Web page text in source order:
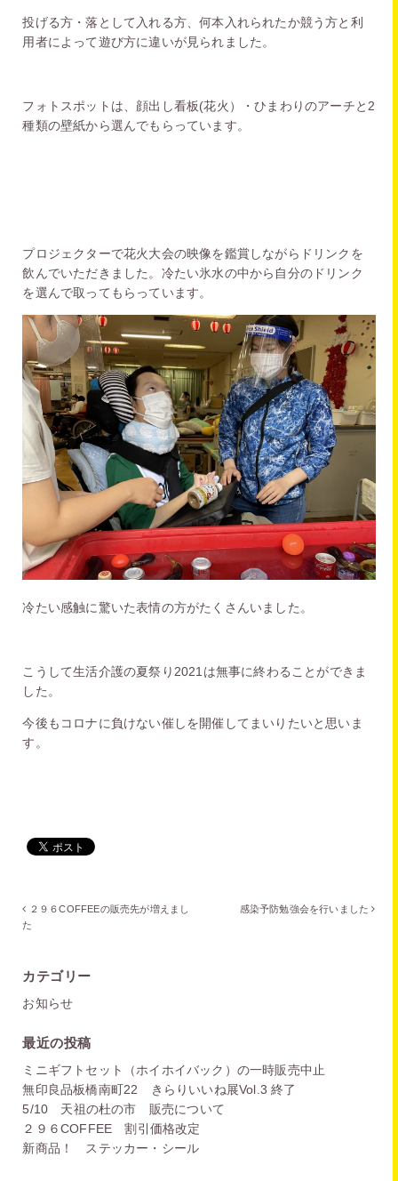
投げる方・落として入れる方、何本入れられたか競う方と利
用者によって遊び方に違いが見られました。
フォトスポットは、顔出し看板(花火）・ひまわりのアーチと2
種類の壁紙から選んでもらっています。
プロジェクターで花火大会の映像を鑑賞しながらドリンクを
飲んでいただきました。冷たい氷水の中から自分のドリンク
を選んで取ってもらっています。
冷たい感触に驚いた表情の方がたくさんいました。
こうして生活介護の夏祭り2021は無事に終わることができま
した。
今後もコロナに負けない催しを開催してまいりたいと思いま
す。
２９６COFFEEの販売先が増えまし
た
感染予防勉強会を行いました
カテゴリー
お知らせ
最近の投稿
ミニギフトセット（ホイホイバック）の一時販売中止
無印良品板橋南町22 きらりいいね展Vol.3 終了
5/10 天祖の杜の市 販売について
２９６COFFEE 割引価格改定
新商品！ ステッカー・シール